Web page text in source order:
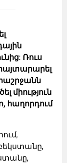
Ռուս
միություն
հաղորդում